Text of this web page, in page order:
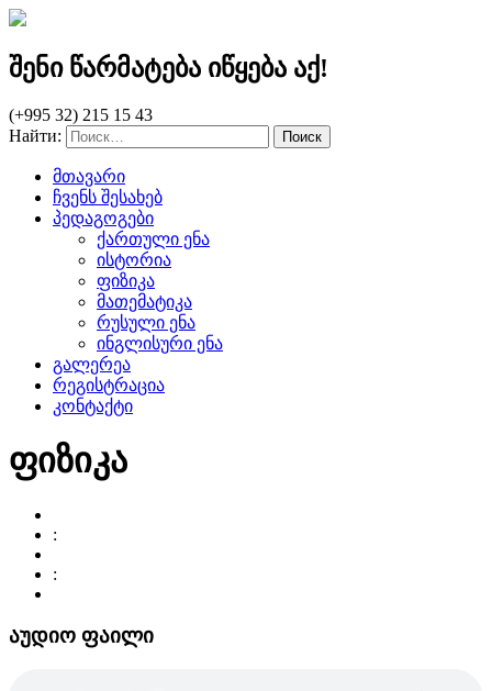
შენი წარმატება იწყება აქ!
(+995 32) 215 15 43
Найти:
მთავარი
ჩვენს შესახებ
პედაგოგები
ქართული ენა
ისტორია
ფიზიკა
მათემატიკა
რუსული ენა
ინგლისური ენა
გალერეა
რეგისტრაცია
კონტაქტი
ფიზიკა
:
:
აუდიო ფაილი